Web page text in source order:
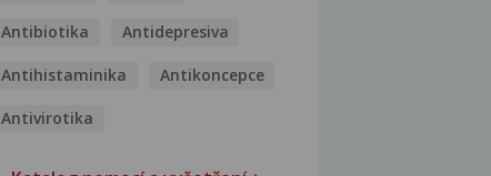
Antibiotika Antidepresiva
Antihistaminika Antikoncepce
Antivirotika